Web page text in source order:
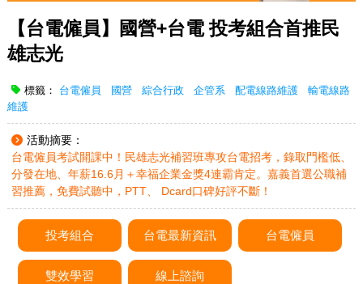
【台電僱員】國營+台電 投考組合首推民
雄志光
標籤： 台電僱員 國營 綜合行政 企管系 配電線路維護
輸電線路
維護
活動摘要：
台電僱員考試開課中！民雄志光補習班專攻台電招考，錄取門檻低、
分發在地、年薪16.6月＋幸福企業金獎4連霸肯定。嘉義首選公職補
習推薦，免費試聽中，PTT、 Dcard口碑好評不斷！
投考組合 台電最新資訊 台電僱員
雙效學習 線上諮詢